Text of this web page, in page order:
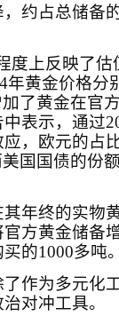
约占总储备
度上反映了
年黄金价格分
了黄金在官
表示，通过
，欧元的占
国国债的份
年终的实物
方黄金储备
买的1000多吨。
作为多元化
对冲工具。